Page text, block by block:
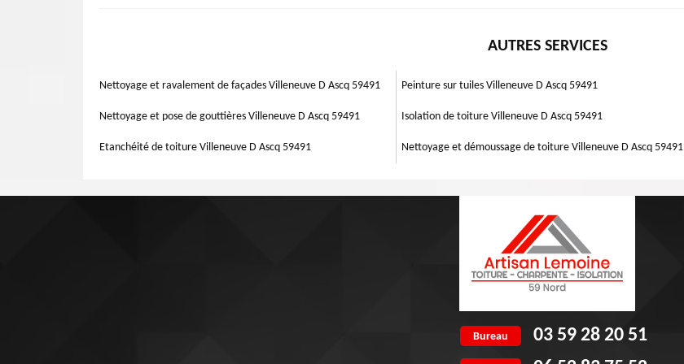
tuile est très déterminante. Les coups extérieurs rendent fragile le toit. Si vous voulez être sûr que vos tuiles sont imperméables à
des centaines d'années, il n'est pas formellement obligatoire de changer les tuiles. Le remplacement des parties imparfaites
AUTRES SERVICES
Nettoyage et ravalement de façades Villeneuve D Ascq 59491
Nettoyage et pose de gouttières Villeneuve D Ascq 59491
Etanchéité de toiture Villeneuve D Ascq 59491
Peinture sur tuiles Villeneuve D Ascq 59491
Isolation de toiture Villeneuve D Ascq 59491
Nettoyage et démoussage de toiture Villeneuve D Ascq 59491
Bureau 03 59 28 20 51